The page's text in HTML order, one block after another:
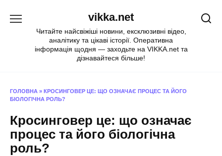
vikka.net
Читайте найсвіжіші новини, ексклюзивні відео,
аналітику та цікаві історії. Оперативна
інформація щодня — заходьте на VIKKA.net та
дізнавайтеся більше!
ГОЛОВНА » КРОСИНГОВЕР ЦЕ: ЩО ОЗНАЧАЄ ПРОЦЕС ТА ЙОГО
БІОЛОГІЧНА РОЛЬ?
Кросинговер це: що означає
процес та його біологічна
роль?